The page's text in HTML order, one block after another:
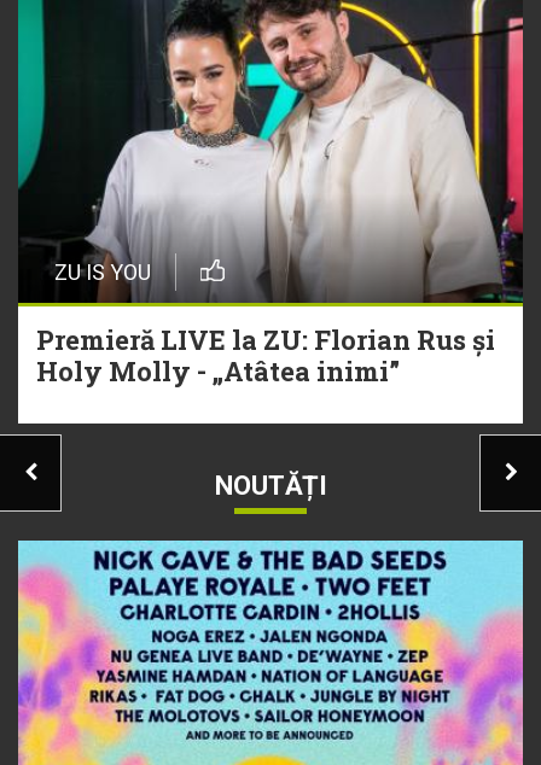
ZU IS YOU
Premieră LIVE la ZU: Florian Rus și
Holy Molly - „Atâtea inimi”
NOUTĂȚI